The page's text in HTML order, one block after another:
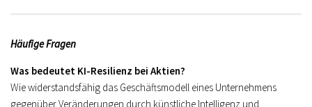
Häufige Fragen
Was bedeutet KI-Resilienz bei Aktien?
Wie widerstandsfähig das Geschäftsmodell eines Unternehmens
gegenüber Veränderungen durch künstliche Intelligenz und